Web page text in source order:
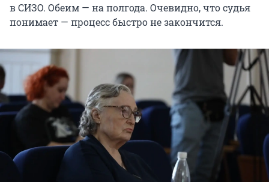
в СИЗО. Обеим — на полгода. Очевидно, что судья
понимает — процесс быстро не закончится.